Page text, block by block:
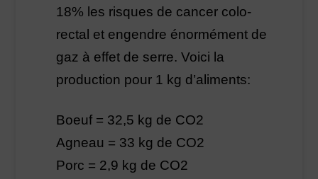
18% les risques de cancer colo-
rectal et engendre énormément de
gaz à effet de serre. Voici la
production pour 1 kg d’aliments:
Boeuf = 32,5 kg de CO2
Agneau = 33 kg de CO2
Porc = 2,9 kg de CO2